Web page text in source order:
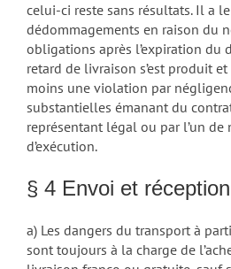
celui-ci reste sans résultats. Il a
dédommagements en raison du
obligations après l’expiration du
retard de livraison s’est produit
moins une violation par
substantielles émanant du
représentant légal ou par l’un de
d’exécution.
§ 4 Envoi et réception
a) Les dangers du transport à
sont toujours à la charge de